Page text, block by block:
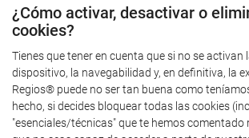
¿Cómo activar, desactivar o
cookies?
Tienes que tener en cuenta que si no se activan
dispositivo, la navegabilidad y, en definitiva, la
Regios® puede no ser tan buena como
hecho, si decides bloquear todas las cookies
"esenciales/técnicas" que te hemos comentado